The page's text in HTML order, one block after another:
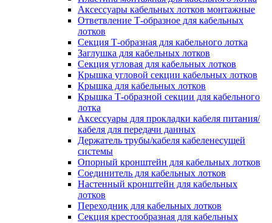
Аксессуары кабельных лотков монтажные
Ответвление Т-образное для кабельных
лотков
Секция Т-образная для кабельного лотка
Заглушка для кабельных лотков
Секция угловая для кабельных лотков
Крышка угловой секции кабельных лотков
Крышка для кабельных лотков
Крышка Т-образной секции для кабельного
лотка
Аксессуары для прокладки кабеля питания/
кабеля для передачи данных
Держатель трубы/кабеля кабеленесущей
системы
Опорный кронштейн для кабельных лотков
Соединитель для кабельных лотков
Настенный кронштейн для кабельных
лотков
Переходник для кабельных лотков
Секция крестообразная для кабельных